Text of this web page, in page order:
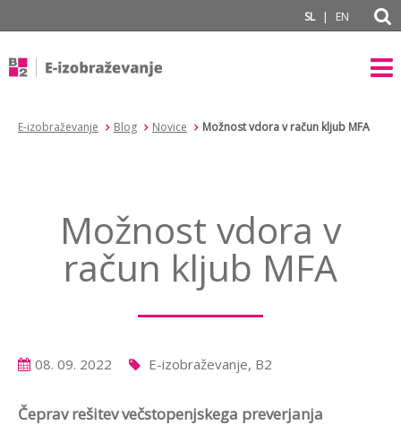
SL | EN
E-izobraževanje Blog Novice Možnost vdora v račun kljub MFA
Možnost vdora v
račun kljub MFA
08. 09. 2022 E-izobraževanje, B2
Čeprav rešitev večstopenjskega preverjanja